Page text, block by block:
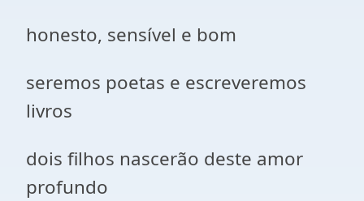
honesto, sensível e bom
seremos poetas e escreveremos
livros
dois filhos nascerão deste amor
profundo